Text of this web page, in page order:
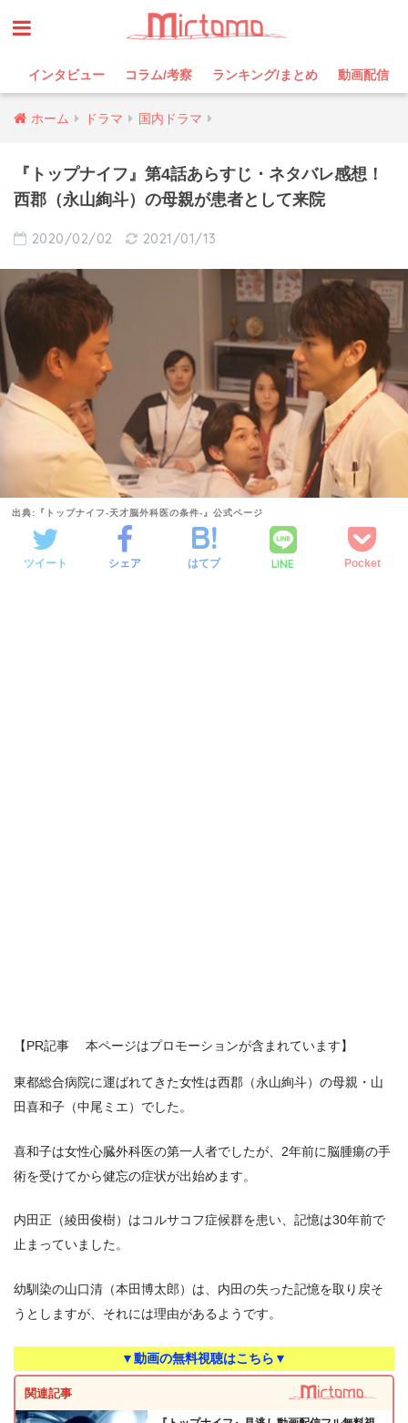
インタビュー コラム/考察 ランキング/まとめ 動画配信
ホーム ドラマ 国内ドラマ
『トップナイフ』第4話あらすじ・ネタバレ感想！
西郡（永山絢斗）の母親が患者として来院
2020/02/02 2021/01/13
出典:『トップナイフ-天才脳外科医の条件-』公式ページ
ツイート シェア はてブ LINE Pocket
【PR記事 本ページはプロモーションが含まれています】
東都総合病院に運ばれてきた女性は西郡（永山絢斗）の母親・山
田喜和子（中尾ミエ）でした。
喜和子は女性心臓外科医の第一人者でしたが、2年前に脳腫瘍の手
術を受けてから健忘の症状が出始めます。
内田正（綾田俊樹）はコルサコフ症候群を患い、記憶は30年前で
止まっていました。
幼馴染の山口清（本田博太郎）は、内田の失った記憶を取り戻そ
うとしますが、それには理由があるようです。
▼動画の無料視聴はこちら▼
関連記事